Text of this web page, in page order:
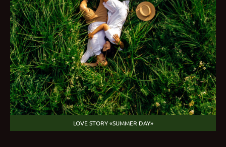
LOVE STORY «SUMMER DAY»